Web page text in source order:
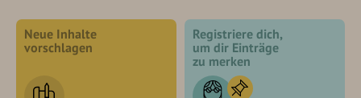
Neue Inhalte
vorschlagen
Registriere dich,
um dir Einträge
zu merken